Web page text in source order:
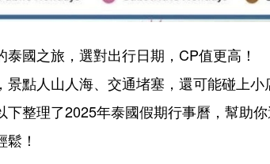
泰國之旅，選對出行日期，CP值更高！
景點人山人海、交通堵塞，還可能碰上
下整理了2025年泰國假期行事曆，幫助
！